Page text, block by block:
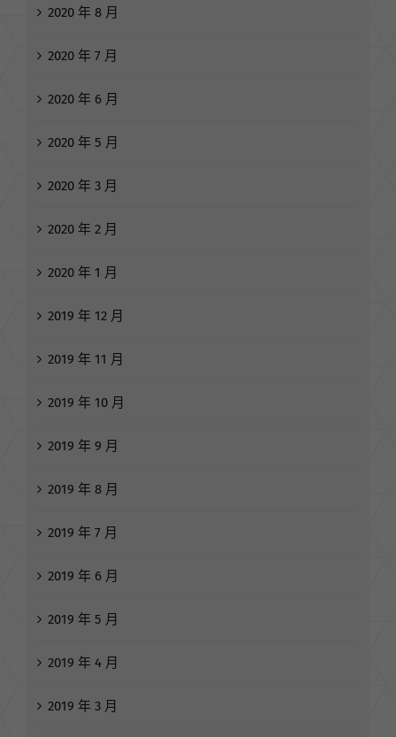
2020 年 9 月
2020 年 8 月
2020 年 7 月
2020 年 6 月
2020 年 5 月
2020 年 3 月
2020 年 2 月
2020 年 1 月
2019 年 12 月
2019 年 11 月
2019 年 10 月
2019 年 9 月
2019 年 8 月
2019 年 7 月
2019 年 6 月
2019 年 5 月
2019 年 4 月